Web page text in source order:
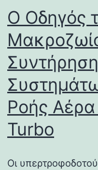
Ο Οδηγός
Ροής Αέρα
Turbo
Οι